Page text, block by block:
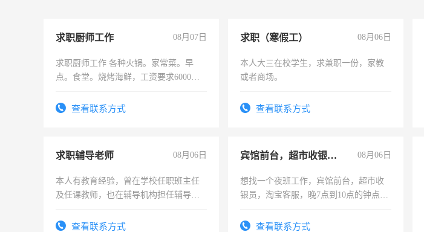
求职厨师工作 08月07日
求职厨师工作 各种火锅。家常菜。早
点。食堂。烧烤海鲜，工资要求6000以
查看联系方式
求职（寒假工） 08月06日
本人大三在校学生，求兼职一份，家教
或者商场。
查看联系方式
求职辅导老师 08月06日
本人有教育经验，曾在学校任职班主任
及任课教师，也在辅导机构担任辅导教
查看联系方式
宾馆前台，超市收银员，淘宝客服 08月06日
想找一个夜班工作，宾馆前台，超市收
银员，淘宝客服，晚7点到10点的钟点
号同微信查看联系方式